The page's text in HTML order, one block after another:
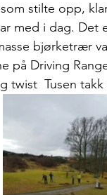
stilte opp,
med i dag.
bjørketrær
på Driving
twist  Tusen